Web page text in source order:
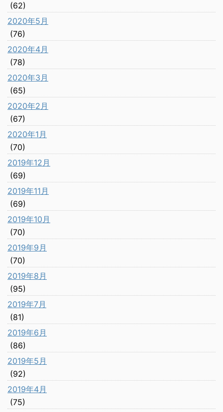
(62)
2020年5月
(76)
2020年4月
(78)
2020年3月
(65)
2020年2月
(67)
2020年1月
(70)
2019年12月
(69)
2019年11月
(69)
2019年10月
(70)
2019年9月
(70)
2019年8月
(95)
2019年7月
(81)
2019年6月
(86)
2019年5月
(92)
2019年4月
(75)